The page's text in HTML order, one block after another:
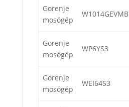
Gorenje
mosógép
W1014GEVMB
Gorenje
mosógép
WP6YS3
Gorenje
mosógép
WEI64S3